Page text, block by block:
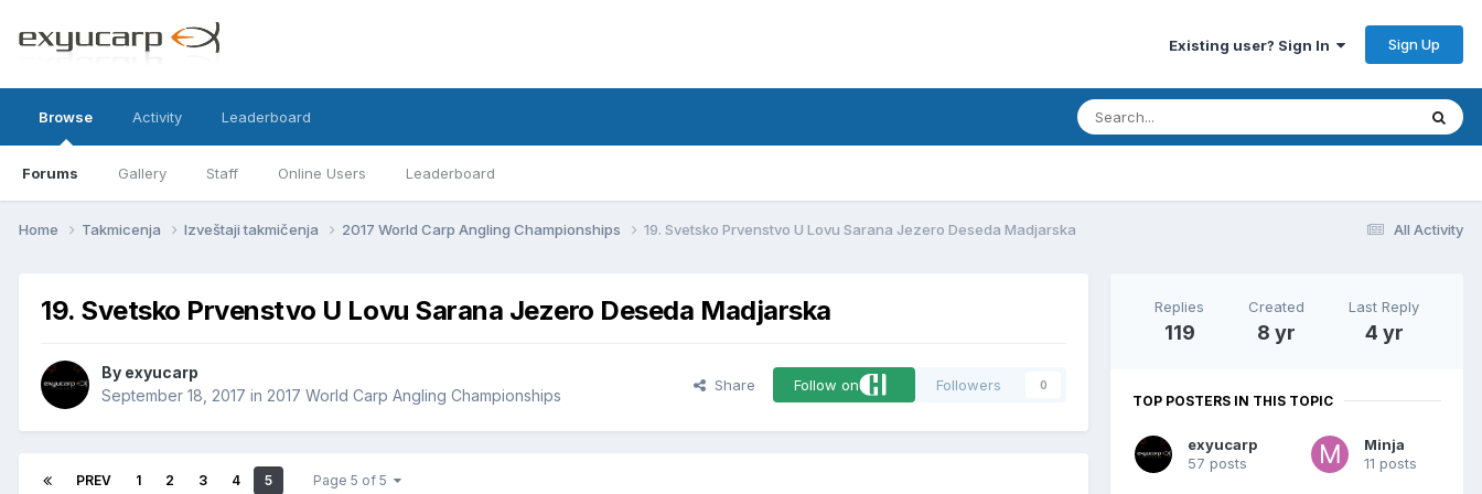
Existing user? Sign In Sign Up
Browse
Forums Gallery Staff Online Users Leaderboard
Activity Leaderboard
All Activity
Home Takmicenja Izveštaji takmičenja 2017 World Carp Angling Championships 19. Svetsko Prvenstvo U Lovu Sarana Jezero Deseda Madjarska
19. Svetsko Prvenstvo U Lovu Sarana Jezero Deseda Madjarska
By exyucarp
September 18, 2017 in 2017 World Carp Angling Championships
Share Follow on Followers 0
PREV 1 2 3 4 5 Page 5 of 5
Replies
119
Created
8 yr
Last Reply
4 yr
TOP POSTERS IN THIS TOPIC
exyucarp
57 posts
Minja
11 posts